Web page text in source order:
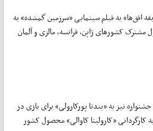
افق‌ها» به فیلم سینمایی «سرزمین گمشده» به
کشورهای ژاپن، فرانسه، مالزی و آلمان
نیز به «بندتا پورکارولی» برای بازی در
کارگردانی «کارولینا کاوالی» محصول کشور